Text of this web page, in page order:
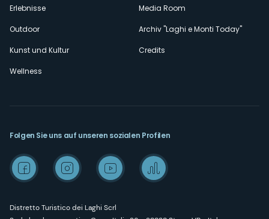
Erlebnisse
Outdoor
Kunst und Kultur
Wellness
Media Room
Archiv "Laghi e Monti Today"
Credits
Distretto Turistico dei Laghi Scrl
Folgen Sie uns auf unseren sozialen Profilen